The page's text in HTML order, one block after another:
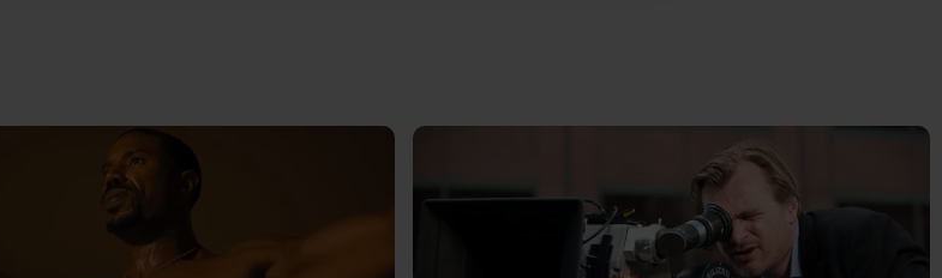
til at optimere dit besøg på vores hjemmeside. Det gør vi for at sikre
og til markedsføring.
din IP-adresse. IP-adressen kan blive delt med vores partnere.
Du kan